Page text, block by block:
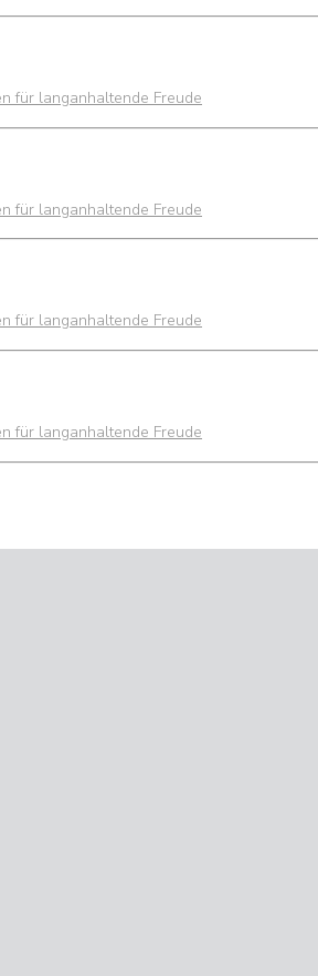
für langanhaltende Freude
für langanhaltende Freude
für langanhaltende Freude
für langanhaltende Freude